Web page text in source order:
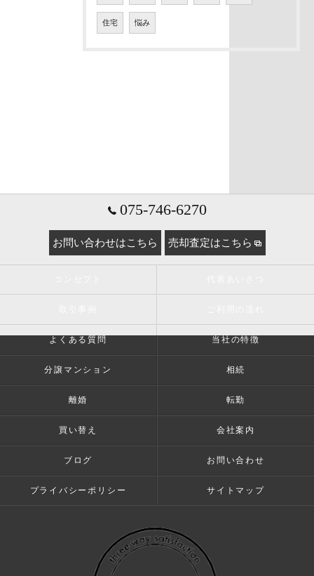
住宅 悩み
075-746-6270
お問い合わせはこちら 売却査定はこちら
よくある質問 当社の特徴
分譲マンション 相続
離婚 転勤
買い替え 会社案内
ブログ お問い合わせ
プライバシーポリシー サイトマップ